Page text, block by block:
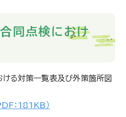
同点検におけ
る対策一覧表及び外策箇所図
：181KB）